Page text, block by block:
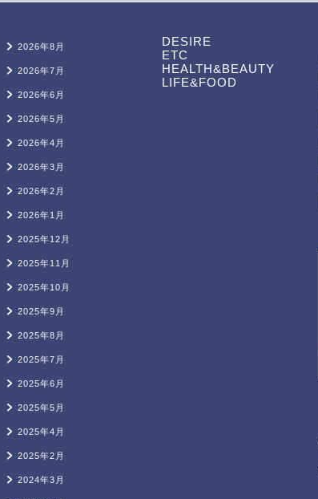
2026年8月
2026年7月
2026年6月
2026年5月
2026年4月
2026年3月
2026年2月
2026年1月
2025年12月
2025年11月
2025年10月
2025年9月
2025年8月
2025年7月
2025年6月
2025年5月
2025年4月
2025年2月
2024年3月
DESIRE
ETC
HEALTH&BEAUTY
LIFE&FOOD